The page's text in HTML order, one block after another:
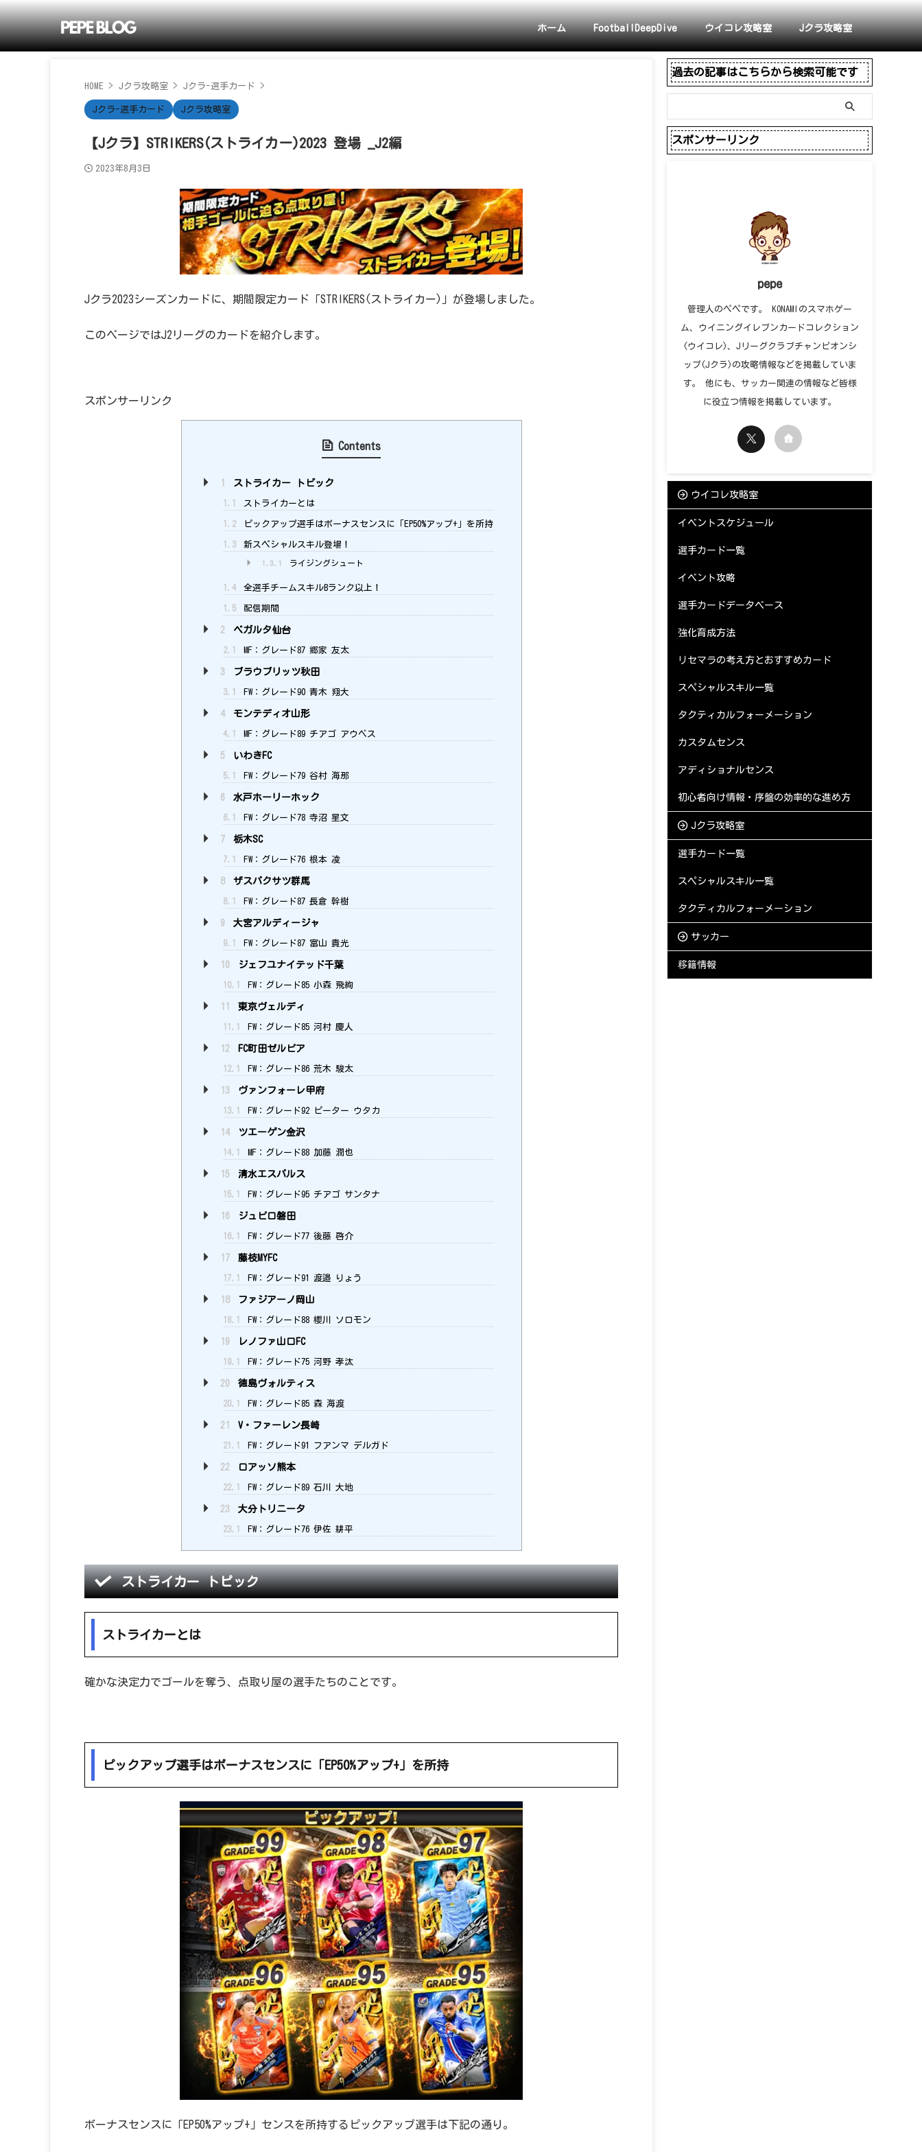
ホーム FootballDeepDive ウイコレ攻略室 Jクラ攻略室
HOME > Jクラ攻略室 > Jクラ-選手カード >
Jクラ-選手カード Jクラ攻略室
【Jクラ】STRIKERS(ストライカー)2023 登場 _J2編
2023年8月3日
Jクラ2023シーズンカードに、期間限定カード「STRIKERS(ストライカー)」が登場しました。
このページではJ2リーグのカードを紹介します。
スポンサーリンク
Contents
1 ストライカー トピック
1.1 ストライカーとは
1.2 ピックアップ選手はボーナスセンスに「EP50%アップ+」を所持
1.3 新スペシャルスキル登場！
1.3.1 ライジングシュート
1.4 全選手チームスキルBランク以上！
1.5 配信期間
2 ベガルタ仙台
2.1 MF：グレード87 郷家 友太
3 ブラウブリッツ秋田
3.1 FW：グレード90 青木 翔大
4 モンテディオ山形
4.1 MF：グレード89 チアゴ アウベス
5 いわきFC
5.1 FW：グレード79 谷村 海那
6 水戸ホーリーホック
6.1 FW：グレード78 寺沼 星文
7 栃木SC
7.1 FW：グレード76 根本 凌
8 ザスパクサツ群馬
8.1 FW：グレード87 長倉 幹樹
9 大宮アルディージャ
9.1 FW：グレード87 富山 貴光
10 ジェフユナイテッド千葉
10.1 FW：グレード85 小森 飛絢
11 東京ヴェルディ
11.1 FW：グレード85 河村 慶人
12 FC町田ゼルビア
12.1 FW：グレード86 荒木 駿太
13 ヴァンフォーレ甲府
13.1 FW：グレード92 ピーター ウタカ
14 ツエーゲン金沢
14.1 MF：グレード88 加藤 潤也
15 清水エスパルス
15.1 FW：グレード95 チアゴ サンタナ
16 ジュビロ磐田
16.1 FW：グレード77 後藤 啓介
17 藤枝MYFC
17.1 FW：グレード91 渡邉 りょう
18 ファジアーノ岡山
18.1 FW：グレード88 櫻川 ソロモン
19 レノファ山口FC
19.1 FW：グレード75 河野 孝汰
20 徳島ヴォルティス
20.1 FW：グレード85 森 海渡
21 V・ファーレン長崎
21.1 FW：グレード91 フアンマ デルガド
22 ロアッソ熊本
22.1 FW：グレード89 石川 大地
23 大分トリニータ
23.1 FW：グレード76 伊佐 耕平
ストライカー トピック
ストライカーとは
確かな決定力でゴールを奪う、点取り屋の選手たちのことです。
ピックアップ選手はボーナスセンスに「EP50%アップ+」を所持
ボーナスセンスに「EP50%アップ+」センスを所持するピックアップ選手は下記の通り。
過去の記事はこちらから検索可能です
スポンサーリンク
pepe
管理人のペペです。 KONAMIのスマホゲー
ム、ウイニングイレブンカードコレクション
(ウイコレ)、Jリーグクラブチャンピオンシ
ップ(Jクラ)の攻略情報などを掲載していま
す。 他にも、サッカー関連の情報など皆様
に役立つ情報を掲載しています。
ウイコレ攻略室
イベントスケジュール
選手カード一覧
イベント攻略
選手カードデータベース
強化育成方法
リセマラの考え方とおすすめカード
スペシャルスキル一覧
タクティカルフォーメーション
カスタムセンス
アディショナルセンス
初心者向け情報・序盤の効率的な進め方
Jクラ攻略室
選手カード一覧
スペシャルスキル一覧
タクティカルフォーメーション
サッカー
移籍情報